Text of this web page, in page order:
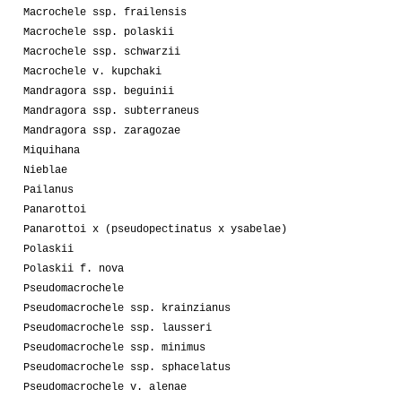
Macrochele ssp. frailensis
Macrochele ssp. polaskii
Macrochele ssp. schwarzii
Macrochele v. kupchaki
Mandragora ssp. beguinii
Mandragora ssp. subterraneus
Mandragora ssp. zaragozae
Miquihana
Nieblae
Pailanus
Panarottoi
Panarottoi x (pseudopectinatus x ysabelae)
Polaskii
Polaskii f. nova
Pseudomacrochele
Pseudomacrochele ssp. krainzianus
Pseudomacrochele ssp. lausseri
Pseudomacrochele ssp. minimus
Pseudomacrochele ssp. sphacelatus
Pseudomacrochele v. alenae